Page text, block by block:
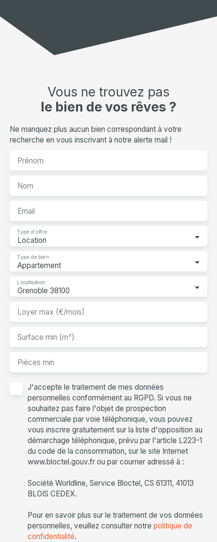
Vous ne trouvez pas
le bien de vos rêves ?
Ne manquez plus aucun bien correspondant à votre
recherche en vous inscrivant à notre alerte mail !
Prénom
Nom
Email
Location
Type d'offre
Appartement
Type de bien
Grenoble 38100
Localisation
Loyer max (€/mois)
Surface min (m²)
Pièces min
J'accepte le traitement de mes données
personnelles conformément au RGPD. Si vous ne
souhaitez pas faire l'objet de prospection
commerciale par voie téléphonique, vous pouvez
vous inscrire gratuitement sur la liste d'opposition au
démarchage téléphonique, prévu par l'article L223-1
du code de la consommation, sur le site Internet
www.bloctel.gouv.fr ou par courrier adressé à :
Société Worldline, Service Bloctel, CS 61311, 41013
BLOIS CEDEX.
Pour en savoir plus sur le traitement de vos données
personnelles, veuillez consulter notre politique de
confidentialité.